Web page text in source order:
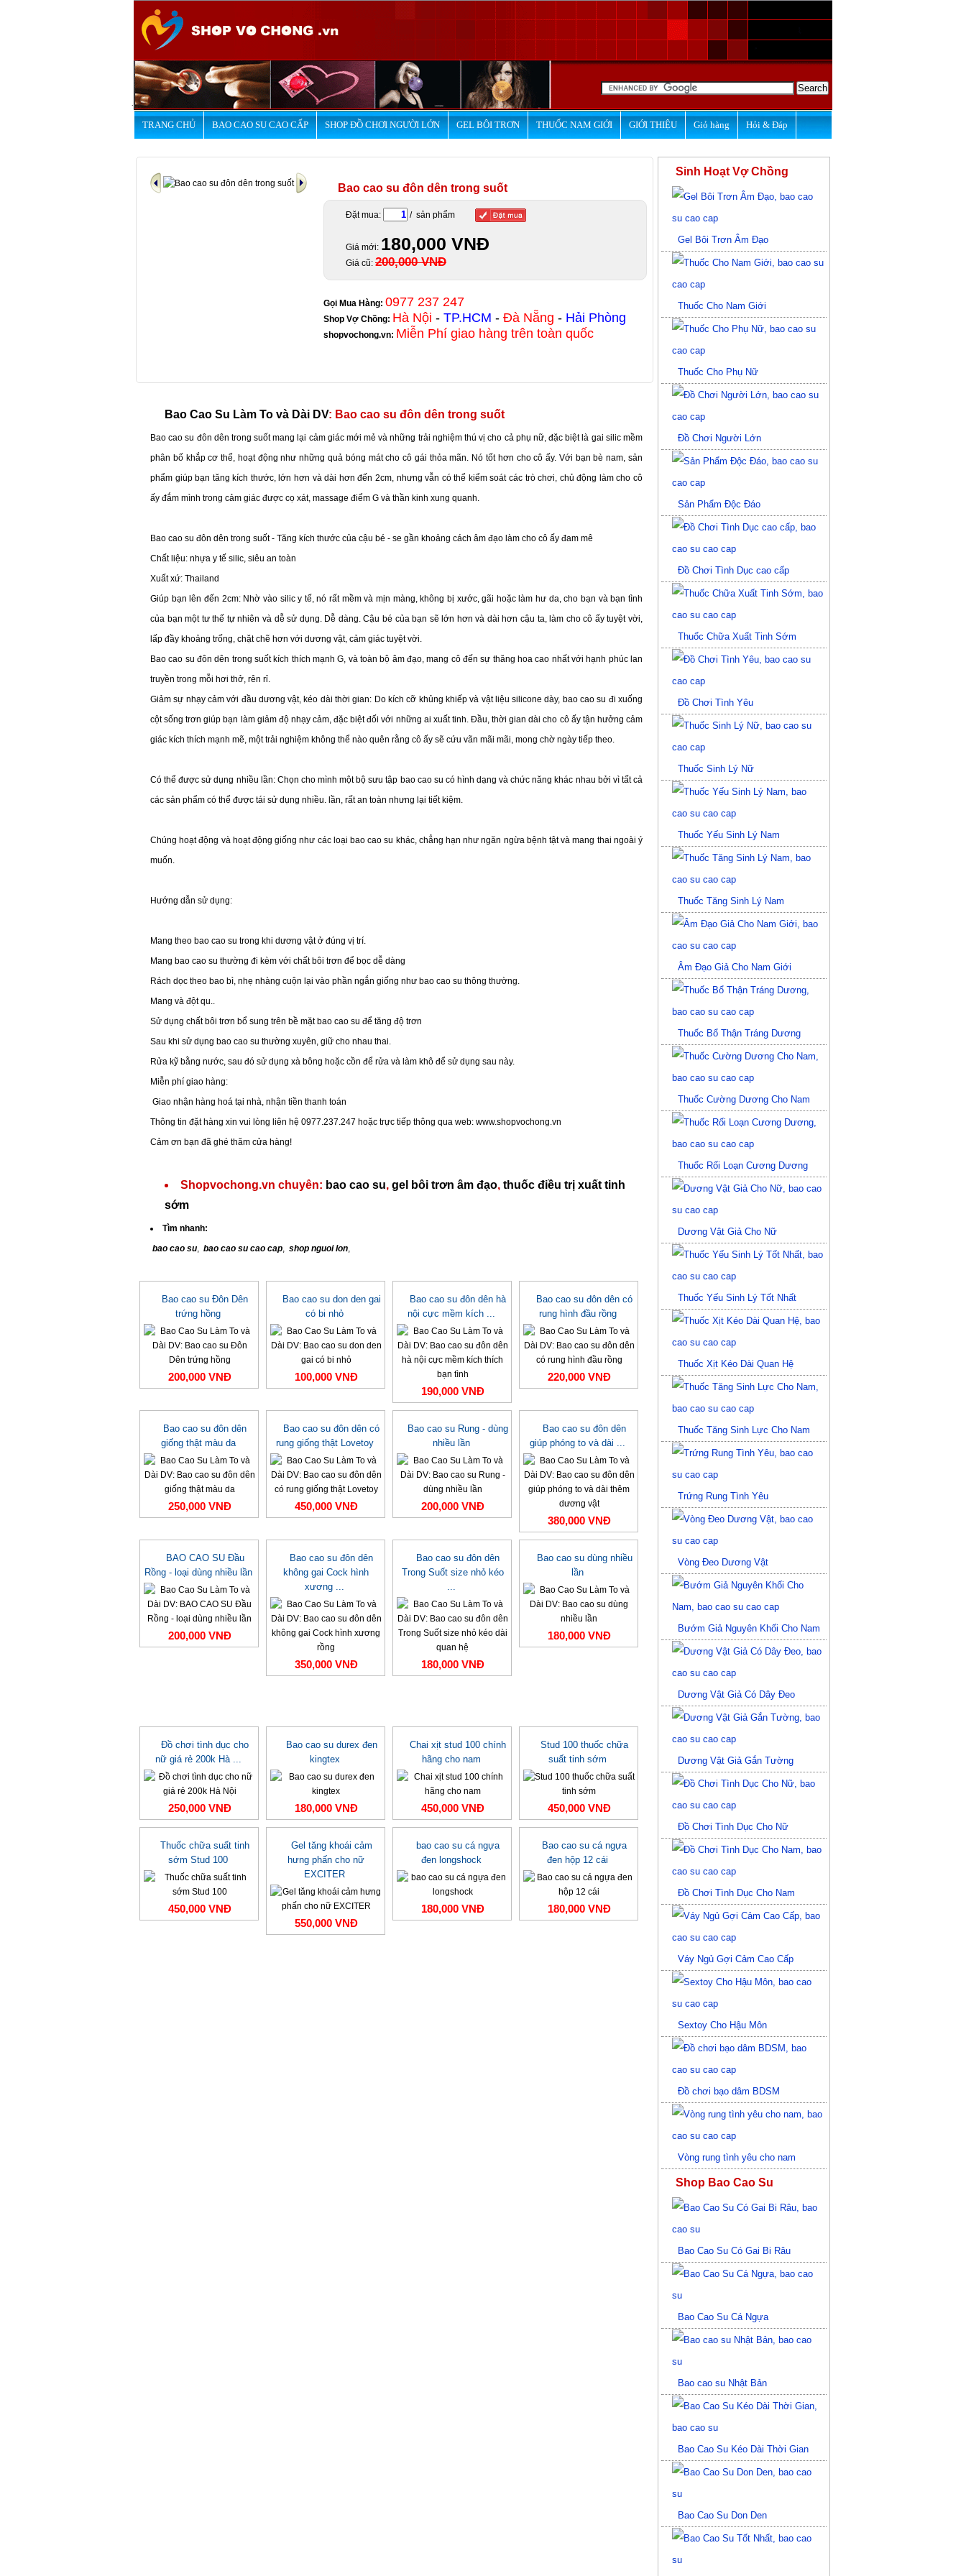
TRANG CHỦ BAO CAO SU CAO CẤP SHOP ĐỒ CHƠI NGƯỜI LỚN GEL BÔI TRƠN THUỐC NAM GIỚI GIỚI THIỆU Giỏ hàng Hỏi & Đáp
Bao cao su đôn dên trong suốt
Đặt mua: / sản phẩm
Giá mới: 180,000 VNĐ
Giá cũ: 200,000 VNĐ
Gọi Mua Hàng: 0977 237 247
Shop Vợ Chồng: Hà Nội - TP.HCM - Đà Nẵng - Hải Phòng
shopvochong.vn: Miễn Phí giao hàng trên toàn quốc
Bao Cao Su Làm To và Dài DV: Bao cao su đôn dên trong suốt
Bao cao su đôn dên trong suốt mang lại cảm giác mới mẻ và những trải nghiệm thú vị cho cả phụ nữ, đặc biệt là gai silic mềm
phân bố khắp cơ thể, hoạt động như những quả bóng mát cho cô gái thỏa mãn. Nó tốt hơn cho cô ấy. Với bạn bè nam, sản
phẩm giúp bạn tăng kích thước, lớn hơn và dài hơn đến 2cm, nhưng vẫn có thể kiểm soát các trò chơi, chủ động làm cho cô
ấy đắm mình trong cảm giác được cọ xát, massage điểm G và thần kinh xung quanh.
Bao cao su đôn dên trong suốt - Tăng kích thước của cậu bé - se gần khoảng cách âm đạo làm cho cô ấy đam mê
Chất liệu: nhựa y tế silic, siêu an toàn
Xuất xứ: Thailand
Giúp bạn lên đến 2cm: Nhờ vào silic y tế, nó rất mềm và mịn màng, không bị xước, gãi hoặc làm hư da, cho bạn và bạn tình
của bạn một tư thế tự nhiên và dễ sử dụng. Dễ dàng. Cậu bé của bạn sẽ lớn hơn và dài hơn cậu ta, làm cho cô ấy tuyệt vời,
lấp đầy khoảng trống, chặt chẽ hơn với dương vật, cảm giác tuyệt vời.
Bao cao su đôn dên trong suốt kích thích mạnh G, và toàn bộ âm đạo, mang cô đến sự thăng hoa cao nhất với hạnh phúc lan
truyền trong mỗi hơi thở, rên rỉ.
Giảm sự nhạy cảm với đầu dương vật, kéo dài thời gian: Do kích cỡ khủng khiếp và vật liệu silicone dày, bao cao su đi xuống
cột sống trơn giúp bạn làm giảm độ nhạy cảm, đặc biệt đối với những ai xuất tinh. Đầu, thời gian dài cho cô ấy tận hưởng cảm
giác kích thích mạnh mẽ, một trải nghiệm không thể nào quên rằng cô ấy sẽ cứu vãn mãi mãi, mong chờ ngày tiếp theo.
Có thể được sử dụng nhiều lần: Chọn cho mình một bộ sưu tập bao cao su có hình dạng và chức năng khác nhau bởi vì tất cả
các sản phẩm có thể được tái sử dụng nhiều. lần, rất an toàn nhưng lại tiết kiệm.
Chúng hoạt động và hoạt động giống như các loại bao cao su khác, chẳng hạn như ngăn ngừa bệnh tật và mang thai ngoài ý
muốn.
Hướng dẫn sử dụng:
Mang theo bao cao su trong khi dương vật ở đúng vị trí.
Mang bao cao su thường đi kèm với chất bôi trơn để bọc dễ dàng
Rách dọc theo bao bì, nhẹ nhàng cuộn lại vào phần ngắn giống như bao cao su thông thường.
Mang và đột qu..
Sử dụng chất bôi trơn bổ sung trên bề mặt bao cao su để tăng độ trơn
Sau khi sử dụng bao cao su thường xuyên, giữ cho nhau thai.
Rửa kỹ bằng nước, sau đó sử dụng xà bông hoặc cồn để rửa và làm khô để sử dụng sau này.
Miễn phí giao hàng:
Giao nhận hàng hoá tại nhà, nhận tiền thanh toán
Thông tin đặt hàng xin vui lòng liên hệ 0977.237.247 hoặc trực tiếp thông qua web: www.shopvochong.vn
Cảm ơn bạn đã ghé thăm cửa hàng!
Shopvochong.vn chuyên: bao cao su, gel bôi trơn âm đạo, thuốc điều trị xuất tinh
sớm
Tìm nhanh:
bao cao su, bao cao su cao cap, shop nguoi lon,
Bao cao su Đôn Dên
trứng hồng
200,000 VNĐ
Bao cao su don den gai
có bi nhỏ
100,000 VNĐ
Bao cao su đôn dên hà
nội cực mềm kích ...
190,000 VNĐ
Bao cao su đôn dên có
rung hình đầu rồng
220,000 VNĐ
Bao cao su đôn dên
giống thật màu da
250,000 VNĐ
Bao cao su đôn dên có
rung giống thật Lovetoy
450,000 VNĐ
Bao cao su Rung - dùng
nhiều lần
200,000 VNĐ
Bao cao su đôn dên
giúp phóng to và dài ...
380,000 VNĐ
BAO CAO SU Đầu
Rồng - loại dùng nhiều lần
200,000 VNĐ
Bao cao su đôn dên
không gai Cock hình
xương ...
350,000 VNĐ
Bao cao su đôn dên
Trong Suốt size nhỏ kéo
...
180,000 VNĐ
Bao cao su dùng nhiều
lần
180,000 VNĐ
Đồ chơi tình dục cho
nữ giá rẻ 200k Hà ...
250,000 VNĐ
Bao cao su durex đen
kingtex
180,000 VNĐ
Chai xịt stud 100 chính
hãng cho nam
450,000 VNĐ
Stud 100 thuốc chữa
suất tinh sớm
450,000 VNĐ
Thuốc chữa suất tinh
sớm Stud 100
450,000 VNĐ
Gel tăng khoái cảm
hưng phấn cho nữ
EXCITER
550,000 VNĐ
bao cao su cá ngựa
đen longshock
180,000 VNĐ
Bao cao su cá ngựa
đen hộp 12 cái
180,000 VNĐ
Sinh Hoạt Vợ Chồng
Gel Bôi Trơn Âm Đạo
Thuốc Cho Nam Giới
Thuốc Cho Phụ Nữ
Đồ Chơi Người Lớn
Sản Phẩm Độc Đáo
Đồ Chơi Tình Dục cao cấp
Thuốc Chữa Xuất Tinh Sớm
Đồ Chơi Tình Yêu
Thuốc Sinh Lý Nữ
Thuốc Yếu Sinh Lý Nam
Thuốc Tăng Sinh Lý Nam
Âm Đạo Giả Cho Nam Giới
Thuốc Bổ Thận Tráng Dương
Thuốc Cường Dương Cho Nam
Thuốc Rối Loạn Cương Dương
Dương Vật Giả Cho Nữ
Thuốc Yếu Sinh Lý Tốt Nhất
Thuốc Xịt Kéo Dài Quan Hệ
Thuốc Tăng Sinh Lực Cho Nam
Trứng Rung Tình Yêu
Vòng Đeo Dương Vật
Bướm Giả Nguyên Khối Cho Nam
Dương Vật Giả Có Dây Đeo
Dương Vật Giả Gắn Tường
Đồ Chơi Tình Dục Cho Nữ
Đồ Chơi Tình Dục Cho Nam
Váy Ngủ Gợi Cảm Cao Cấp
Sextoy Cho Hậu Môn
Đồ chơi bạo dâm BDSM
Vòng rung tình yêu cho nam
Shop Bao Cao Su
Bao Cao Su Có Gai Bi Râu
Bao Cao Su Cá Ngựa
Bao cao su Nhật Bản
Bao Cao Su Kéo Dài Thời Gian
Bao Cao Su Don Den